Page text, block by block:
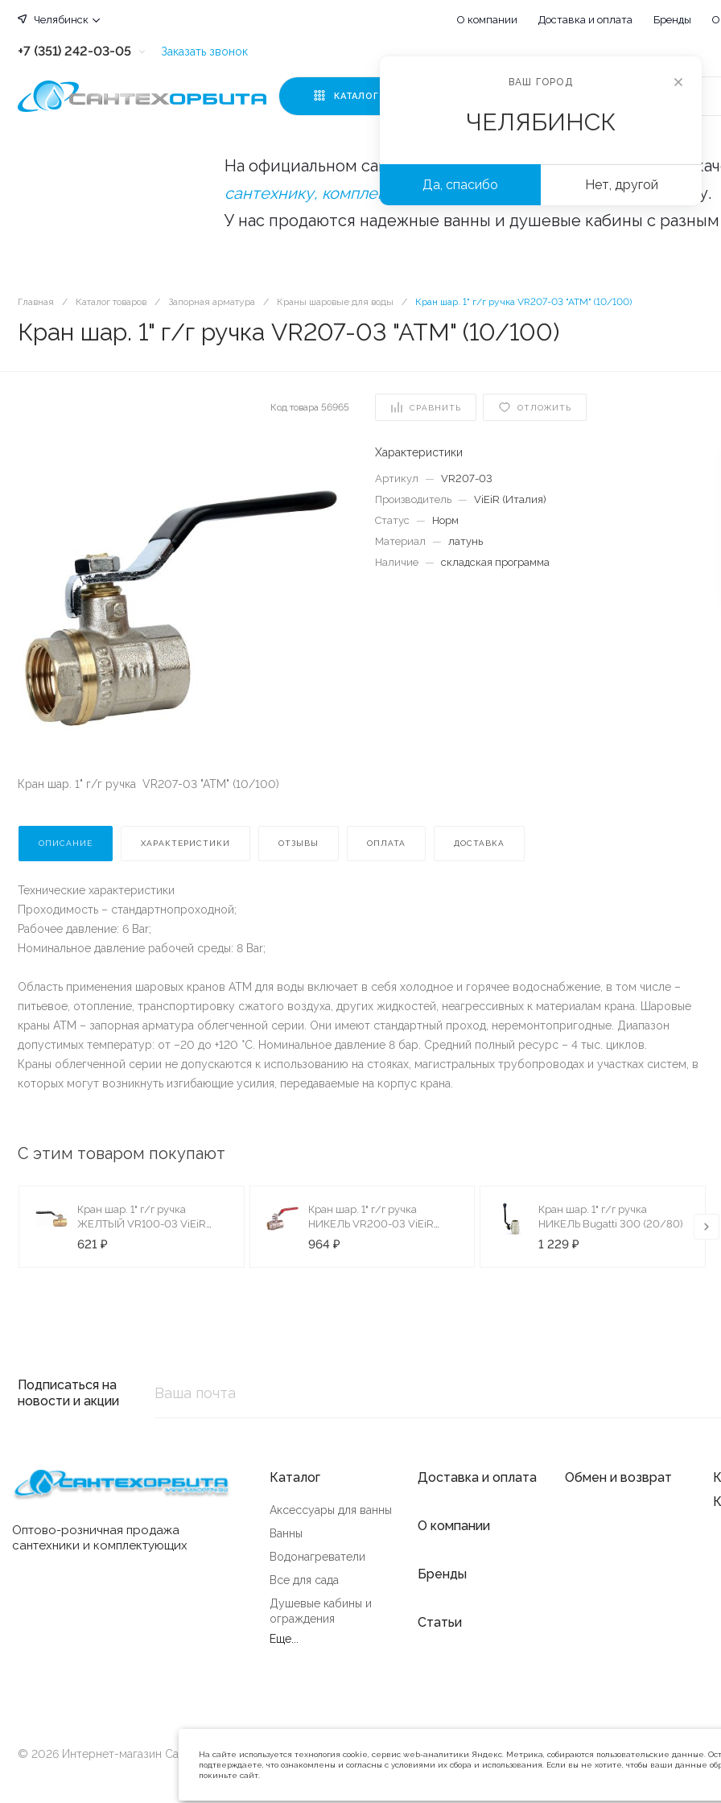
Челябинск О компании Доставка и оплата Бренды
+7 (351) 242-03-05
+7 (351) 242-03-63
Заказать звонок
КАТАЛОГ
На официальном сайте «Сантехорбита» вы можете купить
сантехнику, комплектующие и аксессуары
оптом и в розницу.
У нас продаются надежные ванны и душевые кабины с
Главная / Каталог товаров / Запорная арматура / Краны шаровые для воды / Кран шар. 1" г/г ручка VR207-03 "ATM" (10/100)
Кран шар. 1" г/г ручка VR207-03 "ATM" (10/100)
Код товара 56965 СРАВНИТЬ ОТЛОЖИТЬ
Кран шар. 1" г/г ручка VR207-03 "ATM" (10/100)
Характеристики
Артикул — VR207-03
Производитель
— ViEiR (Италия)
Статус
—
Норм
Материал
— латунь
Наличие
— складская программа
ОПИСАНИЕ ХАРАКТЕРИСТИКИ ОТЗЫВЫ ОПЛАТА ДОСТАВКА
Технические характеристики
Проходимость – стандартнопроходной;
Рабочее давление: 6 Bar;
Номинальное давление рабочей среды: 8 Bar;
Область применения шаровых кранов АТМ для воды включает в себя холодное и горячее водоснабжение, в том числе –
питьевое, отопление, транспортировку сжатого воздуха, других жидкостей, неагрессивных к материалам крана. Шаровые
краны АТМ – запорная арматура облегченной серии. Они имеют стандартный проход, неремонтопригодные. Диапазон
допустимых температур: от –20 до +120 °С. Номинальное давление 8 бар. Средний полный ресурс – 4 тыс. циклов.
Краны облегченной серии не допускаются к использованию на стояках, магистральных трубопроводах и участках систем, в
которых могут возникнуть изгибающие усилия, передаваемые на корпус крана.
С этим товаром покупают
Кран шар. 1" г/г ручка
ЖЕЛТЫЙ VR100-03 ViEiR
(6/60)
621 ₽
Кран шар. 1" г/г ручка
НИКЕЛЬ VR200-03 ViEiR
(6/60)
964 ₽
Кран шар. 1" г/г ручка
НИКЕЛЬ Bugatti 300 (20/80)
1 229 ₽
Подписаться на
новости и акции
Оптово-розничная продажа
сантехники и комплектующих
Каталог
Аксессуары для ванны
Ванны
Водонагреватели
Все для сада
Душевые кабины и
ограждения
Еще...
Доставка и оплата
О компании
Бренды
Статьи
Обмен и возврат
© 2026 Интернет-магазин Сантехорбита Политика конфиденциальности
ВАШ ГОРОД
ЧЕЛЯБИНСК
Да, спасибо Нет, другой
На сайте используется технология cookie, сервис web-аналитики Яндекс. Метрика, собираются пользовательские данные.
подтверждаете, что ознакомлены и согласны с условиями их сбора и использования. Если вы не хотите, чтобы ваши данные
покиньте сайт.